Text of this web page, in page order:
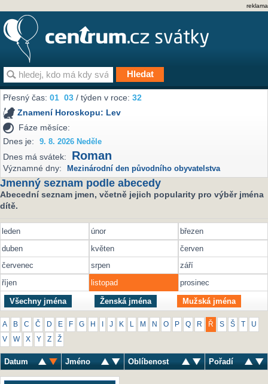
reklama
Přesný čas:01 03 / týden v roce:32
Znamení Horoskopu: Lev
Fáze měsíce:
Dnes je:
9. 8. 2026 Neděle
Dnes má svátek: Roman
Významné dny: Mezinárodní den původního obyvatelstva
Jmenný seznam podle abecedy
Abecední seznam jmen, včetně jejich popularity pro výběr jména
dítě.
leden únor
březen
duben
květen
červen
červenec
srpen
září
říjen
listopad prosinec
Všechny jména Ženská jména Mužská jména
A B C Č D E F G H J K M N O P Q R Ř S Š U
V W X Y Z Ž
Datum Jméno Oblíbenost Pořadí